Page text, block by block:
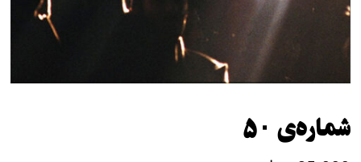
شماره‌ی ۵۰